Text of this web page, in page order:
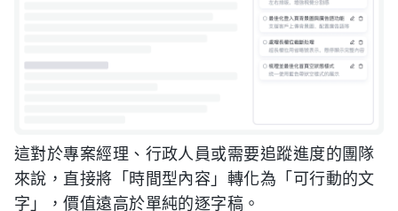
這對於專案經理、行政人員或需要追蹤進度的團隊
來說，直接將「時間型內容」轉化為「可行動的文
字」，價值遠高於單純的逐字稿。